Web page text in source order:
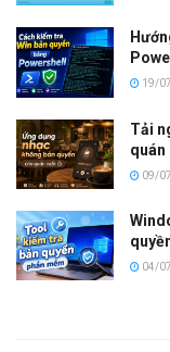
19/
Tải
quán
09/
04/